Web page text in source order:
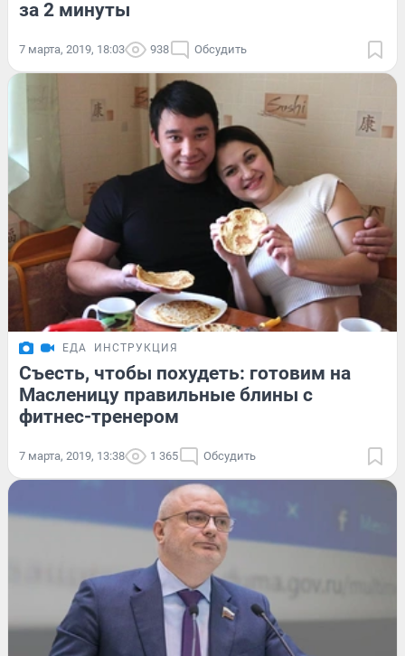
за 2 минуты
7 марта, 2019, 18:03 938 Обсудить
ЕДА ИНСТРУКЦИЯ
Съесть, чтобы похудеть: готовим на
Масленицу правильные блины с
фитнес-тренером
7 марта, 2019, 13:38 1 365 Обсудить